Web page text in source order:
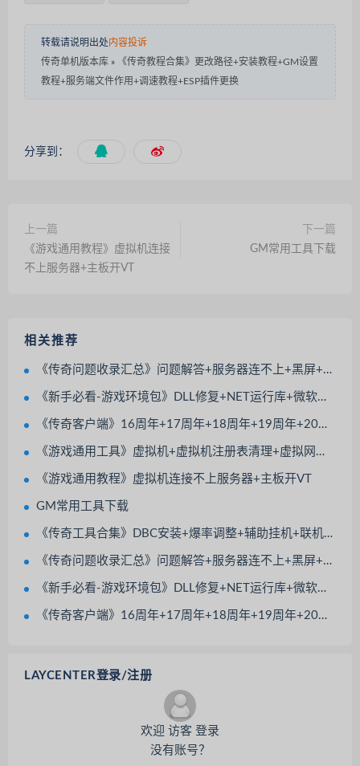
转载请说明出处 内容投诉
传奇单机版本库 »
《传奇教程合集》更改路径+安装教程+GM设置
教程+服务端文件作用+调速教程+ESP插件更换
分享到：
上一篇
《游戏通用教程》虚拟机连接
不上服务器+主板开VT
下一篇
GM常用工具下载
相关推荐
《传奇问题收录汇总》问题解答+服务器连不上+黑屏+缺少文件+Unable to write to
《新手必看-游戏环境包》DLL修复+NET运行库+微软运行库+防火墙+系统安全Windows Defender
《传奇客户端》16周年+17周年+18周年+19周年+20周年
《游戏通用工具》虚拟机+虚拟机注册表清理+虚拟网卡安装+360解压软件
《游戏通用教程》虚拟机连接不上服务器+主板开VT
GM常用工具下载
《传奇工具合集》DBC安装+爆率调整+辅助挂机+联机工具+无极数据库+AccessDatabaseEngine等等
《传奇问题收录汇总》问题解答+服务器连不上+黑屏+缺少文件+Unable to write to
《新手必看-游戏环境包》DLL修复+NET运行库+微软运行库+防火墙+系统安全Windows Defender
《传奇客户端》16周年+17周年+18周年+19周年+20周年
LAYCENTER登录/注册
欢迎 访客 登录
没有账号？